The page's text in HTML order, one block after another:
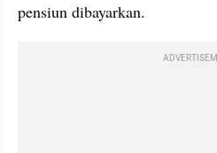
pensiun dibayarkan.